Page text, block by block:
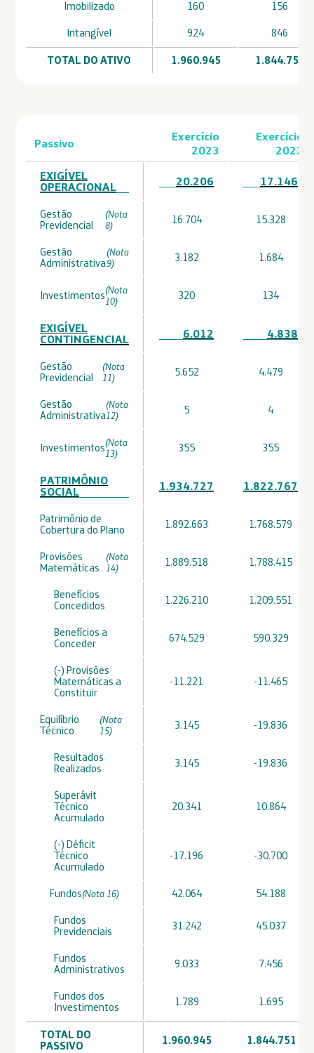
Imobilizado 160
156
Intangível
924 846
TOTAL DO ATIVO 1.960.945 1.844.751
Passivo
Exercício
2023
Exercício
2022
EXIGÍVEL
OPERACIONAL
20.206 17.146
Gestão
Previdencial
(Nota
8)
16.704 15.328
Gestão
Administrativa
(Nota
9)
3.182 1.684
Investimentos(Nota
10)
320 134
EXIGÍVEL
CONTINGENCIAL
6.012 4.838
Gestão
Previdencial
(Nota
11)
5.652 4.479
Gestão
Administrativa
(Nota
12)
5 4
Investimentos(Nota
13)
355 355
PATRIMÔNIO
SOCIAL
1.934.727 1.822.767
Patrimônio de
Cobertura do Plano
1.892.663 1.768.579
Provisões
Matemáticas
(Nota
14)
1.889.518 1.788.415
Benefícios
Concedidos
1.226.210 1.209.551
Benefícios a
Conceder
674.529 590.329
(-) Provisões
Matemáticas a
Constituir
-11.221 -11.465
Equilíbrio
Técnico
(Nota
15)
3.145 -19.836
Resultados
Realizados
3.145 -19.836
Superávit
Técnico
Acumulado
20.341 10.864
(-) Déficit
Técnico
Acumulado
-17.196 -30.700
Fundos(Nota 16) 42.064
54.188
Fundos
Previdenciais
31.242 45.037
Fundos
Administrativos
9.033 7.456
Fundos dos
Investimentos
1.789 1.695
TOTAL DO
PASSIVO
1.960.945 1.844.751